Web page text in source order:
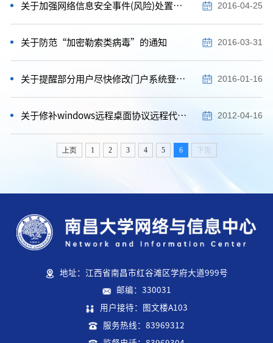
2016-04-25
关于加强网络信息安全事件(风险)处置的通知
2016-03-31
关于防范“加密勒索类病毒”的通知
2016-01-16
关于提醒部分用户尽快修改门户系统登录密码的通知及解禁说明
2012-04-16
关于修补windows远程桌面协议远程代码执行漏洞的通知
上页 1 2 3 4 5 6 下页
地址：江西省南昌市红谷滩区学府大道999号
邮编：330031
用户接待：图文楼A103
服务热线：83969312